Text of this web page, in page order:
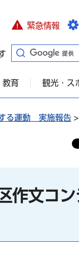
緊急情報
教育 観光・ス
る運動 実施報告
作文コ